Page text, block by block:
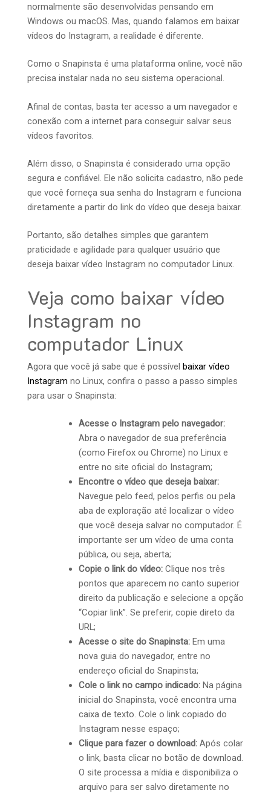
normalmente são desenvolvidas pensando em
Windows ou macOS. Mas, quando falamos em baixar
vídeos do Instagram, a realidade é diferente.
Como o Snapinsta é uma plataforma online, você não
precisa instalar nada no seu sistema operacional.
Afinal de contas, basta ter acesso a um navegador e
conexão com a internet para conseguir salvar seus
vídeos favoritos.
Além disso, o Snapinsta é considerado uma opção
segura e confiável. Ele não solicita cadastro, não pede
que você forneça sua senha do Instagram e funciona
diretamente a partir do link do vídeo que deseja baixar.
Portanto, são detalhes simples que garantem
praticidade e agilidade para qualquer usuário que
deseja baixar vídeo Instagram no computador Linux.
Veja como baixar vídeo
Instagram no
computador Linux
Agora que você já sabe que é possível baixar vídeo
Instagram no Linux, confira o passo a passo simples
para usar o Snapinsta:
Acesse o Instagram pelo navegador:
Abra o navegador de sua preferência
(como Firefox ou Chrome) no Linux e
entre no site oficial do Instagram;
Encontre o vídeo que deseja baixar:
Navegue pelo feed, pelos perfis ou pela
aba de exploração até localizar o vídeo
que você deseja salvar no computador. É
importante ser um vídeo de uma conta
pública, ou seja, aberta;
Copie o link do vídeo:Clique nos três
pontos que aparecem no canto superior
direito da publicação e selecione a opção
“Copiar link”. Se preferir, copie direto da
URL;
Acesse o site do Snapinsta:Em uma
nova guia do navegador, entre no
endereço oficial do Snapinsta;
Cole o link no campo indicado:Na página
inicial do Snapinsta, você encontra uma
caixa de texto. Cole o link copiado do
Instagram nesse espaço;
Clique para fazer o download:Após colar
o link, basta clicar no botão de download.
O site processa a mídia e disponibiliza o
arquivo para ser salvo diretamente no